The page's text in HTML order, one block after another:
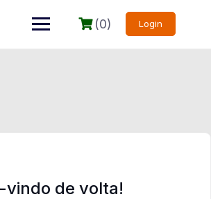
(0) Login
vindo de volta!